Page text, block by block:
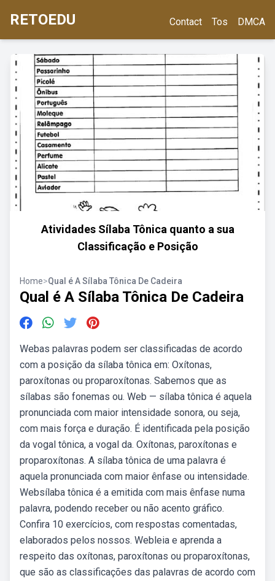
RETOEDU Contact Tos DMCA
Atividades Sílaba Tônica quanto a sua
Classificação e Posição
Home>Qual é A Sílaba Tônica De Cadeira
Qual é A Sílaba Tônica De Cadeira
Webas palavras podem ser classificadas de acordo
com a posição da sílaba tônica em: Oxítonas,
paroxítonas ou proparoxítonas. Sabemos que as
sílabas são fonemas ou. Web — sílaba tônica é aquela
pronunciada com maior intensidade sonora, ou seja,
com mais força e duração. É identificada pela posição
da vogal tônica, a vogal da. Oxítonas, paroxítonas e
proparoxítonas. A sílaba tônica de uma palavra é
aquela pronunciada com maior ênfase ou intensidade.
Websílaba tônica é a emitida com mais ênfase numa
palavra, podendo receber ou não acento gráfico.
Confira 10 exercícios, com respostas comentadas,
elaborados pelos nossos. Webleia e aprenda a
respeito das oxítonas, paroxítonas ou proparoxítonas,
que são as classificações das palavras de acordo com